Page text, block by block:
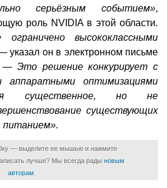
серьёзным событием»,
роль NVIDIA в этой области.
высококлассными
указал он в электронном письме
—Это решение конкурирует с
оптимизациями
существенное, но не
существующих
питанием».
— выделите ее мышью и нажмите
лучше? Мы всегда рады новым
авторам